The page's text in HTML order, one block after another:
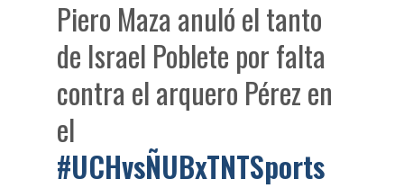
Piero Maza anuló el tanto
de Israel Poblete por falta
contra el arquero Pérez en
el
#UCHvsÑUBxTNTSports